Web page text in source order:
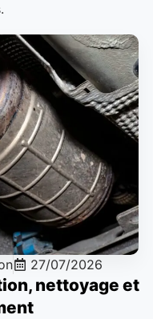
27/07/2026
nettoyage et